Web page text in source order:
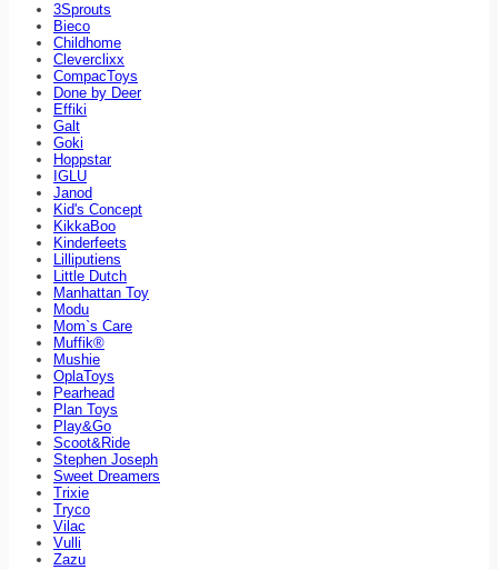
3Sprouts
Bieco
Childhome
Cleverclixx
CompacToys
Done by Deer
Effiki
Galt
Goki
Hoppstar
IGLU
Janod
Kid's Concept
KikkaBoo
Kinderfeets
Lilliputiens
Little Dutch
Manhattan Toy
Modu
Mom`s Care
Muffik®
Mushie
OplaToys
Pearhead
Plan Toys
Play&Go
Scoot&Ride
Stephen Joseph
Sweet Dreamers
Trixie
Tryco
Vilac
Vulli
Zazu